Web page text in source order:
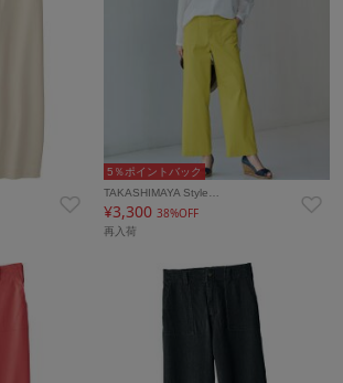
5％ポイントバック
TAKASHIMAYA Style…
¥3,30038%OFF
再入荷